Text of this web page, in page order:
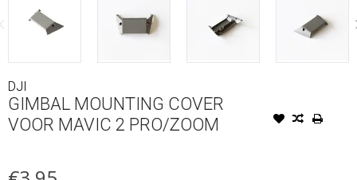
DJI
GIMBAL MOUNTING COVER
VOOR MAVIC 2 PRO/ZOOM